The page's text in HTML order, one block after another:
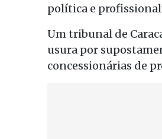
política e
Um tribunal de
usura por
concessionárias de